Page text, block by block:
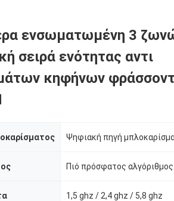
ενσωματωμένη 3
σειρά ενότητας αντι
κηφήνων
Ψηφιακή πηγή
1,5 ghz / 2,4 ghz / 5,8 ghz